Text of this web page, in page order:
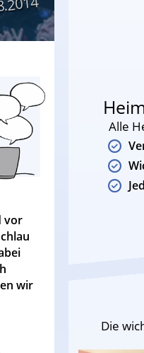
vor
wir
Alle
Die